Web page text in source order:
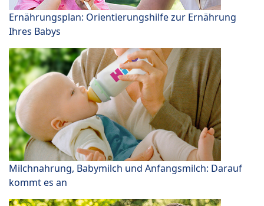
Ernährungsplan: Orientierungshilfe zur Ernährung
Ihres Babys
Milchnahrung, Babymilch und Anfangsmilch: Darauf
kommt es an